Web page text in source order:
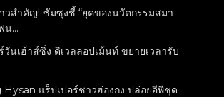
วสำคัญ! ซัมซุงชี้ “ยุคของนวัตกรรมสมา
น...
วันเฮ้าส์ซิ่ง ดิเวลลอปเม้นท์ ขยายเวลารับ
Hysan แร็ปเปอร์ชาวฮ่องกง ปล่อยอีพีชุด